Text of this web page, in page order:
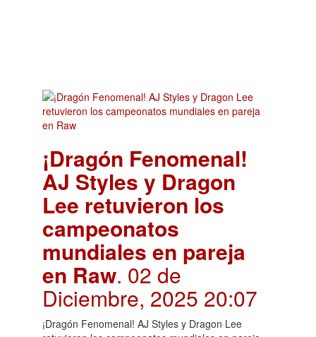
¡Dragón Fenomenal!
AJ Styles y Dragon
Lee retuvieron los
campeonatos
mundiales en pareja
en Raw. 02 de
Diciembre, 2025 20:07
¡Dragón Fenomenal! AJ Styles y Dragon Lee